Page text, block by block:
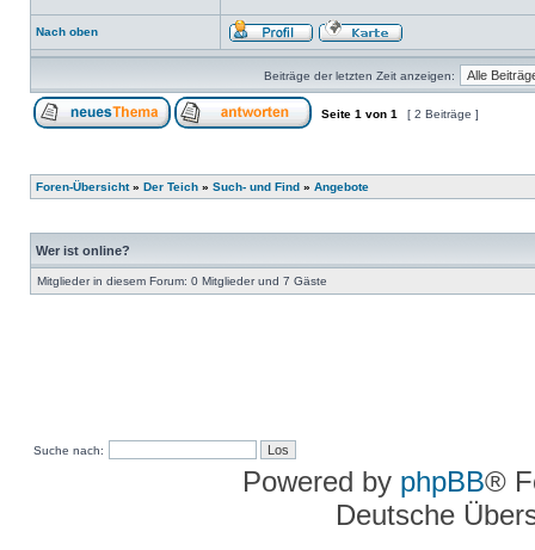
Nach oben
Beiträge der letzten Zeit anzeigen:
Seite 1 von 1 [ 2 Beiträge ]
Foren-Übersicht» Der Teich » Such- und Find » Angebote
Wer ist online?
Mitglieder in diesem Forum: 0 Mitglieder und 7 Gäste
Suche nach:
Powered by phpBB®
Deutsche